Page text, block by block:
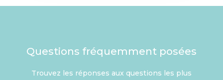
Questions fréquemment posées
Trouvez les réponses aux questions les plus